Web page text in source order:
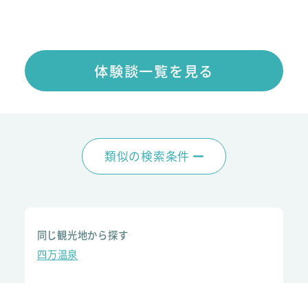
体験談一覧を見る
類似の検索条件
同じ観光地から探す
四万温泉